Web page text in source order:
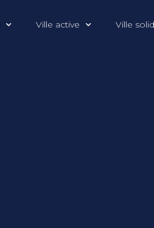
Ville active Ville